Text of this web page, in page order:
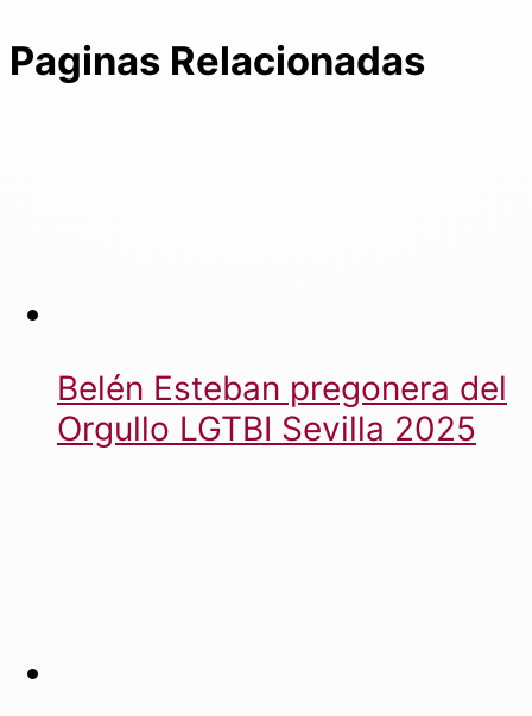
Paginas Relacionadas
Belén Esteban pregonera del
Orgullo LGTBI Sevilla 2025